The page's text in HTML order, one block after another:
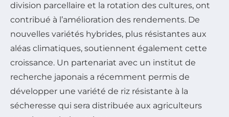
division parcellaire et la rotation des cultures, ont
contribué à l’amélioration des rendements. De
nouvelles variétés hybrides, plus résistantes aux
aléas climatiques, soutiennent également cette
croissance. Un partenariat avec un institut de
recherche japonais a récemment permis de
développer une variété de riz résistante à la
sécheresse qui sera distribuée aux agriculteurs